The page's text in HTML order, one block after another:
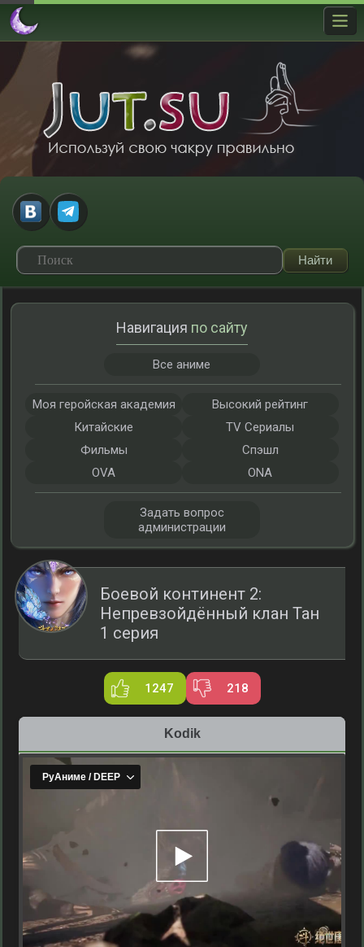
Боевой континент 2:
Непревзойдённый клан Тан
1 серия
1247 218
Kodik
Навигация по сайту
Все аниме
Моя геройская академия
Высокий рейтинг
Китайские
TV Сериалы
Фильмы
Спэшл
OVA
ONA
Задать вопрос
администрации